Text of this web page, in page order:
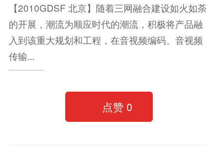
【2010GDSF 北京】随着三网融合建设如火如荼
的开展，潮流为顺应时代的潮流，积极将产品融
入到该重大规划和工程，在音视频编码、音视频
传输...
点赞 0